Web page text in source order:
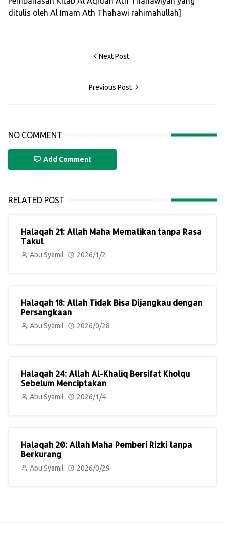
ditulis oleh Al Imam Ath Thahawi rahimahullah]
Next Post
Previous Post
NO COMMENT
Add Comment
RELATED POST
Halaqah 21: Allah Maha Mematikan tanpa Rasa
Takut
Abu Syamil 2026/1/2
Halaqah 18: Allah Tidak Bisa Dijangkau dengan
Persangkaan
Abu Syamil 2026/0/28
Halaqah 24: Allah Al-Khaliq Bersifat Kholqu
Sebelum Menciptakan
Abu Syamil 2026/1/4
Halaqah 20: Allah Maha Pemberi Rizki tanpa
Berkurang
Abu Syamil 2026/0/29